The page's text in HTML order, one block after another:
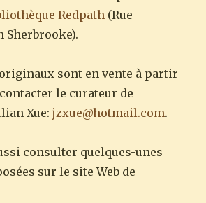
Redpath (Rue
Sherbrooke).
sont en vente à partir
le curateur de
Xue:jzxue@hotmail.com.
consulter quelques-unes
sur le site Web de